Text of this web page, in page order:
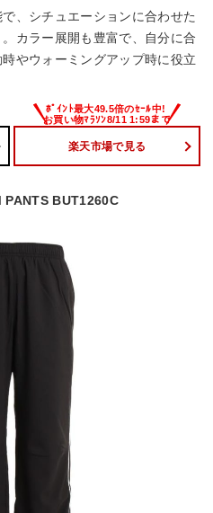
、シチュエーションに合わせた
カラー展開も豊富で、自分に合
やウォーミングアップ時に役立
楽天市場で見る
BUT1260C